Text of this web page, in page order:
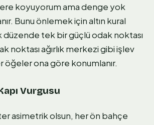
koyuyorum ama denge yok
Bunu önlemek için altın kural
düzende tek bir güçlü odak noktası
noktası ağırlık merkezi gibi işlev
öğeler ona göre konumlanır.
Vurgusu
asimetrik olsun, her ön bahçe